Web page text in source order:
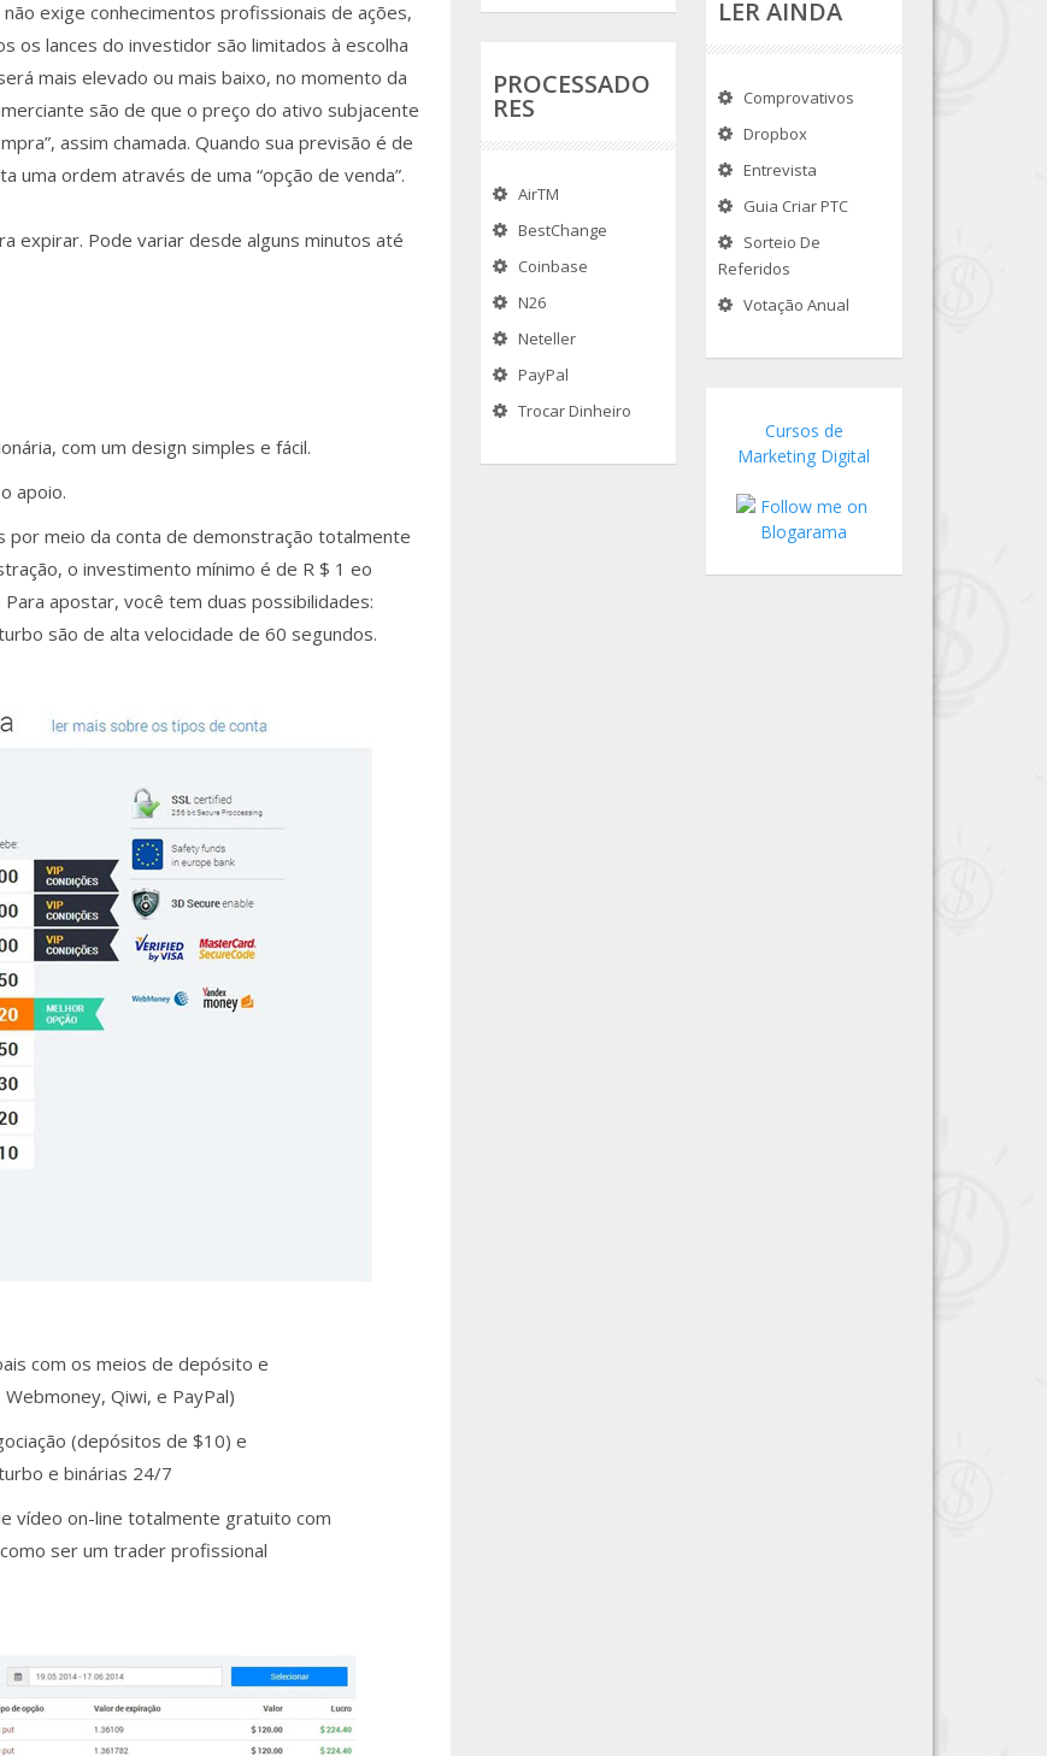
exige conhecimentos profissionais de ações,
os lances do investidor são limitados à escolha
mais elevado ou mais baixo, no momento da
são de que o preço do ativo subjacente
assim chamada. Quando sua previsão é de
uma ordem através de uma “opção de venda”.
expirar. Pode variar desde alguns minutos até
com um design simples e fácil.
apoio.
meio da conta de demonstração totalmente
o investimento mínimo é de R $ 1 eo
apostar, você tem duas possibilidades:
são de alta velocidade de 60 segundos.
com os meios de depósito e
Qiwi, e PayPal)
(depósitos de $10) e
e binárias 24/7
vídeo on-line totalmente gratuito com
ser um trader profissional
PROCESSADO
RES
AirTM
BestChange
Coinbase
N26
Neteller
PayPal
Trocar Dinheiro
LER AINDA
Comprovativos
Dropbox
Entrevista
Guia Criar PTC
Sorteio De
Referidos
Votação Anual
Cursos de
Marketing Digital